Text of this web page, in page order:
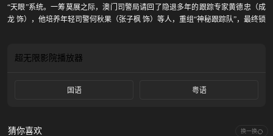
“天眼”系统。一筹莫展之际，澳门司警局请回了隐退多年的跟踪专家黄德忠（成
龙 饰），他培养年轻司警何秋果（张子枫 饰）等人，重组“神秘跟踪队”，最终锁
超无限影院播放器
国语 粤语
猜你喜欢 换一换